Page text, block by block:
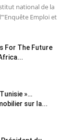
national de la
Emploi et
For The Future
»…
sur la...